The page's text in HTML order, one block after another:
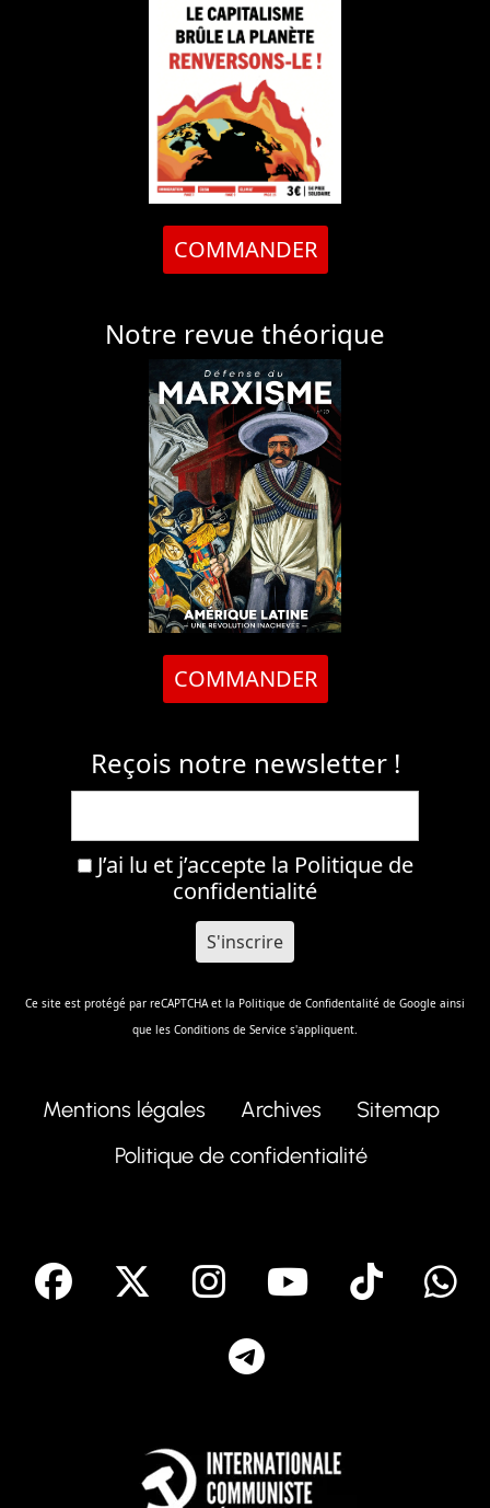
COMMANDER
Notre revue théorique
COMMANDER
Reçois notre newsletter !
J’ai lu et j’accepte la Politique de
confidentialité
Ce site est protégé par reCAPTCHA et la Politique de Confidentalité de Google ainsi
que les Conditions de Service s'appliquent.
Mentions légales Archives
Sitemap
Politique de confidentialité
facebook Instagram
Youtube
Tik